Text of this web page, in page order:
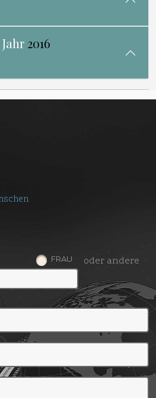
2016
FRAU oder andere